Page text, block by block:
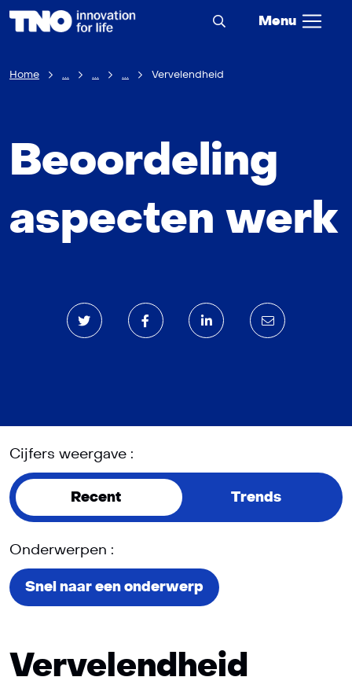
Menu
Home ... ... ... Vervelendheid
Beoordeling
aspecten werk
Cijfers weergave :
Recent Trends
Onderwerpen :
Snel naar een onderwerp
Vervelendheid